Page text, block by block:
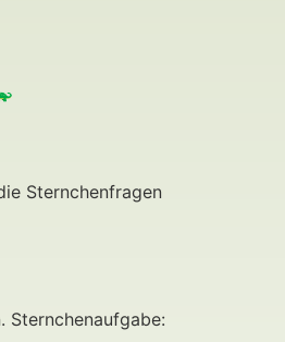
Sternchenfragen
Sternchenaufgabe: